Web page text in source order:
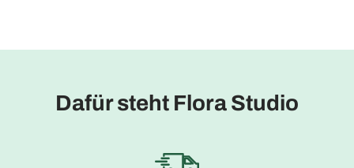
Dafür steht Flora Studio